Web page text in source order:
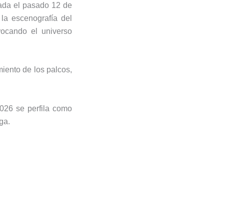
el pasado 12 de
escenografía del
el universo
de los palcos,
se perfila como